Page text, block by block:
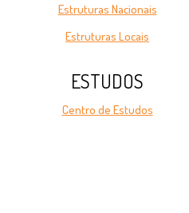
Estruturas Nacionais
Estruturas Locais
ESTUDOS
Centro de Estudos